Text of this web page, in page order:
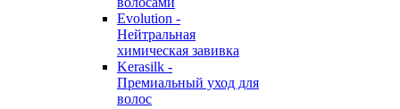
Evolution -
Нейтральная
химическая завивка
Kerasilk -
Премиальный уход для
волос